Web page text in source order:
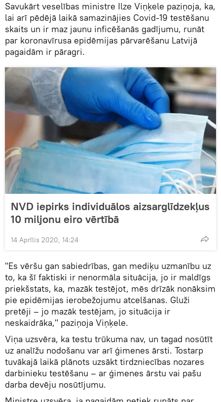
Savukārt veselības ministre Ilze Viņķele paziņoja, ka,
lai arī pēdējā laikā samazinājies Covid-19 testēšanu
skaits un ir maz jaunu inficēšanās gadījumu, runāt
par koronavīrusa epidēmijas pārvarēšanu Latvijā
pagaidām ir pāragri.
NVD iepirks individuālos aizsarglīdzekļus
10 miljonu eiro vērtībā
14 Aprīlis 2020, 14:24
"Es vēršu gan sabiedrības, gan mediķu uzmanību uz
to, ka šī faktiski ir nenormāla situācija, jo ir maldīgs
priekšstats, ka, mazāk testējot, mēs drīzāk nonāksim
pie epidēmijas ierobežojumu atcelšanas. Gluži
pretēji – jo mazāk testējam, jo situācija ir
neskaidrāka," paziņoja Viņķele.
Viņa uzsvēra, ka testu trūkuma nav, un tagad nosūtīt
uz analīžu nodošanu var arī ģimenes ārsti. Tostarp
tuvākajā laikā plānots uzsākt tirdzniecības nozares
darbinieku testēšanu – ar ģimenes ārstu vai pašu
darba devēju nosūtījumu.